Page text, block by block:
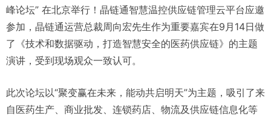
峰论坛” 在北京举行！晶链通智慧温控供应链管理云平台应邀
参加，晶链通运营总裁周向宏先生作为重要嘉宾在9月14日做
了《技术和数据驱动，打造智慧安全的医药供应链》的主题
演讲，受到现场观众一致认可。
此次论坛以“聚变赢在未来，能动共启明天”为主题，吸引了来
自医药生产、商业批发、连锁药店、物流及供应链信息化等